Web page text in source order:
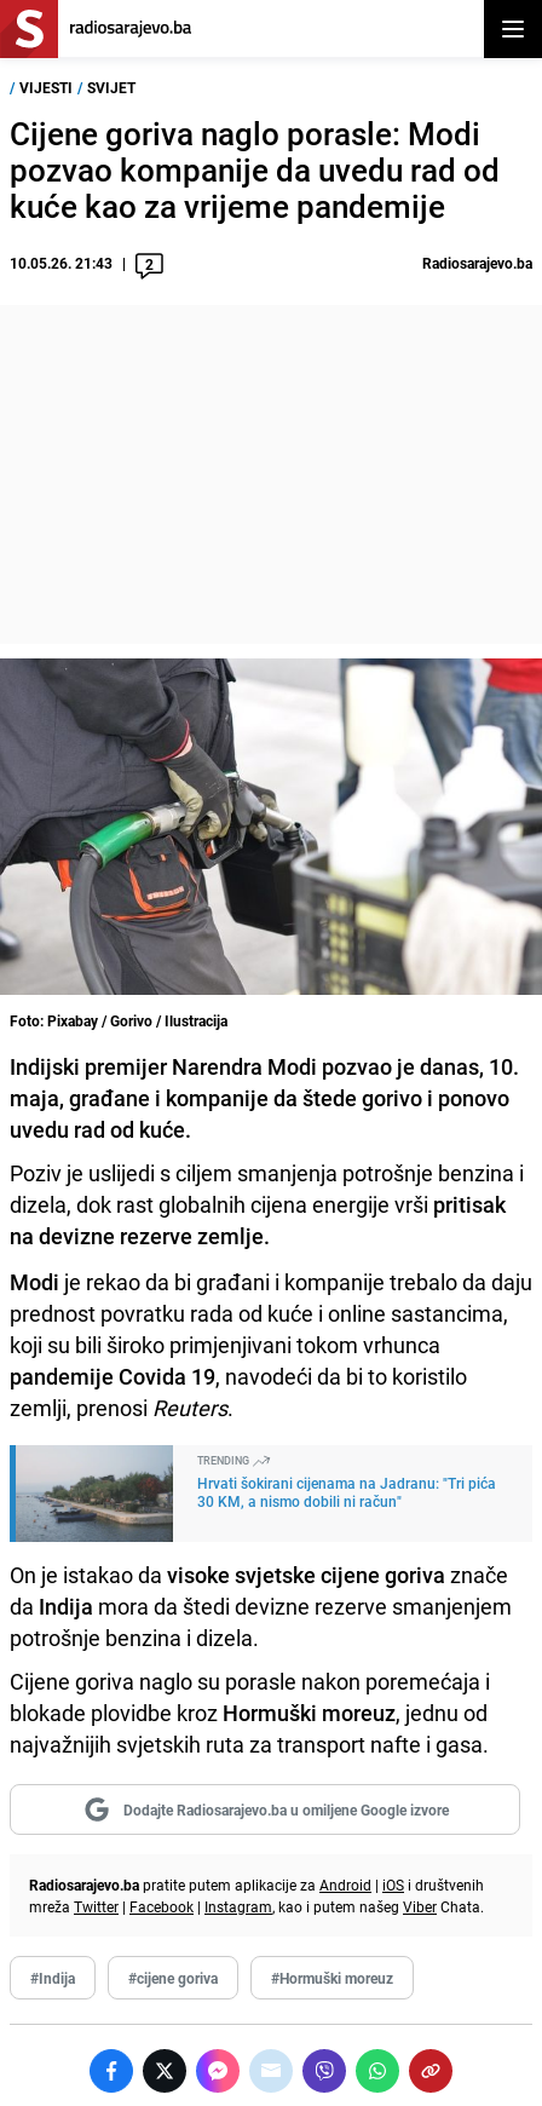
/ VIJESTI / SVIJET
Cijene goriva naglo porasle: Modi
pozvao kompanije da uvedu rad od
kuće kao za vrijeme pandemije
10.05.26. 21:43 2 Radiosarajevo.ba
Foto: Pixabay / Gorivo / Ilustracija
Indijski premijer Narendra Modi pozvao je danas, 10.
maja, građane i kompanije da štede gorivo i ponovo
uvedu rad od kuće.
Poziv je uslijedi s ciljem smanjenja potrošnje benzina i
dizela, dok rast globalnih cijena energije vrši pritisak
na devizne rezerve zemlje.
Modi je rekao da bi građani i kompanije trebalo da daju
prednost povratku rada od kuće i online sastancima,
koji su bili široko primjenjivani tokom vrhunca
pandemije Covida 19, navodeći da bi to koristilo
zemlji, prenosi Reuters.
TRENDING
Hrvati šokirani cijenama na Jadranu: "Tri pića
30 KM, a nismo dobili ni račun"
On je istakao da visoke svjetske cijene goriva znače
da Indija mora da štedi devizne rezerve smanjenjem
potrošnje benzina i dizela.
Cijene goriva naglo su porasle nakon poremećaja i
blokade plovidbe kroz Hormuški moreuz, jednu od
najvažnijih svjetskih ruta za transport nafte i gasa.
Dodajte Radiosarajevo.ba u omiljene Google izvore
Radiosarajevo.bapratite putem aplikacije za Android | iOS i društvenih
mreža Twitter | Facebook | Instagram, kao i putem našeg ViberChata.
#Indija #cijene goriva #Hormuški moreuz